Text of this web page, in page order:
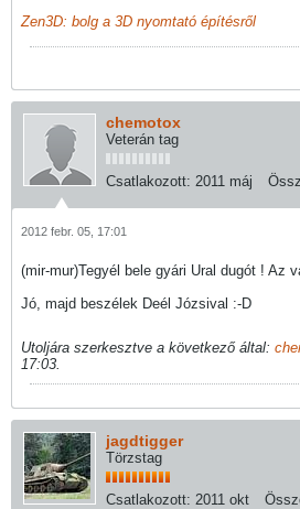
Zen3D: bolg a 3D nyomtató építésről
chemotox
Veterán tag
Csatlakozott: 2011 máj
2012 febr. 05, 17:01
(mir-mur)Tegyél bele gyári Ural dugót ! Az
Jó, majd beszélek Deél Józsival :-D
Utoljára szerkesztve a következő által:
17:03
jagdtigger
Törzstag
Csatlakozott: 2011 okt